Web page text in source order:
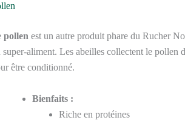
pollen est un autre produit phare du Rucher
super-aliment. Les abeilles collectent le pollen
être conditionné.
Bienfaits :
Riche en protéines